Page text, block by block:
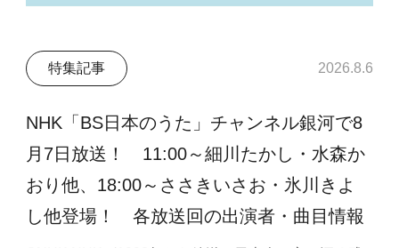
特集記事 2026.8.6
NHK「BS日本のうた」チャンネル銀河で8
月7日放送！ 11:00～細川たかし・水森か
おり他、18:00～ささきいさお・氷川きよ
し他登場！ 各放送回の出演者・曲目情報